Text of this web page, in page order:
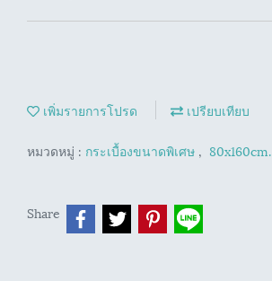
เพิ่มรายการโปรด เปรียบเทียบ
หมวดหมู่ : กระเบื้องขนาดพิเศษ , 80x160cm.
Share